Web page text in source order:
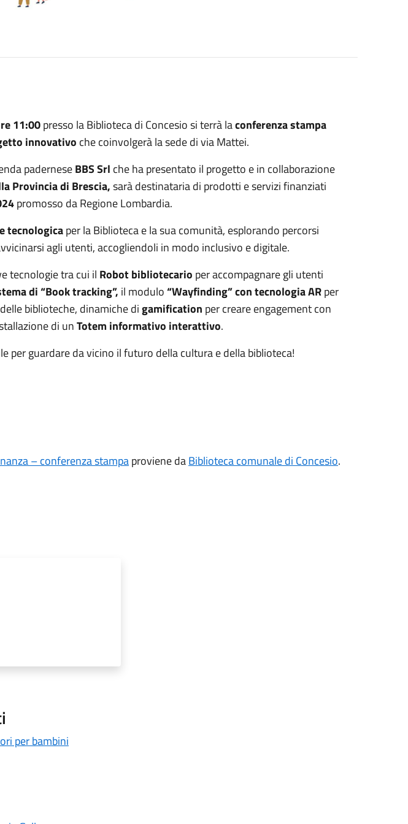
11:00presso la Biblioteca di Concesio si terrà laconferenza stampa
innovativo che coinvolgerà la sede di via Mattei.
paderneseBBS Srl che ha presentato il progetto e in collaborazione
Provincia di Brescia,sarà destinataria di prodotti e servizi finanziati
promosso da Regione Lombardia.
tecnologicaper la Biblioteca e la sua comunità, esplorando percorsi
agli utenti, accogliendoli in modo inclusivo e digitale.
tecnologie tra cui il Robot bibliotecario per accompagnare gli utenti
di “Book tracking”, il modulo“Wayfinding” con tecnologia ARper
biblioteche, dinamiche digamification per creare engagement con
di unTotem informativo interattivo.
per guardare da vicino il futuro della cultura e della biblioteca!
– conferenza stampaproviene daBiblioteca comunale di Concesio.
per bambini